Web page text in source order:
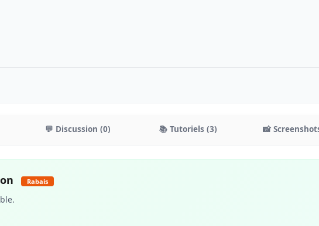
💬 Discussion (0) 📚 Tutoriels (3) 📸
Rabais